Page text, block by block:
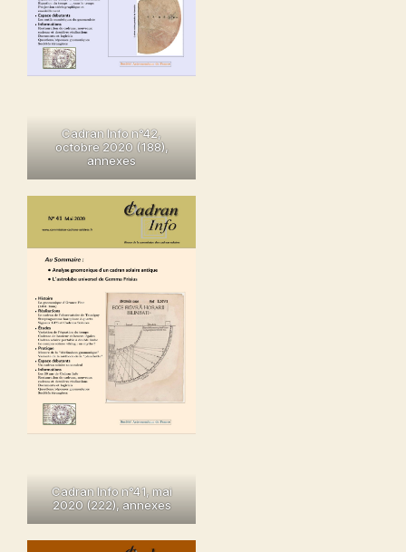
Cadran Info n°42,
octobre 2020(188),
annexes
Cadran Info n°41, mai
2020(222),annexes